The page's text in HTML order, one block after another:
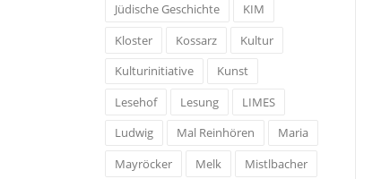
Jüdische Geschichte
KIM
Kloster
Kossarz
Kultur
Kulturinitiative
Kunst
Lesehof
Lesung
LIMES
Ludwig
Mal Reinhören
Maria
Mayröcker
Melk
Mistlbacher